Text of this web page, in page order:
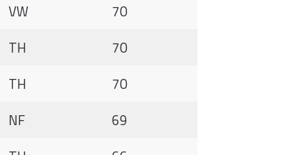
VW
70
TH
70
TH
70
NF
69